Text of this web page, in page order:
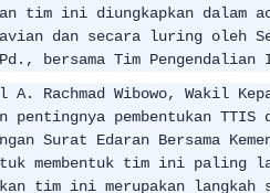
tim ini diungkapkan
dan secara luring oleh
bersama Tim
A. Rachmad Wibowo, Wakil
pentingnya pembentukan
Surat Edaran Bersama
membentuk tim ini paling
tim ini merupakan